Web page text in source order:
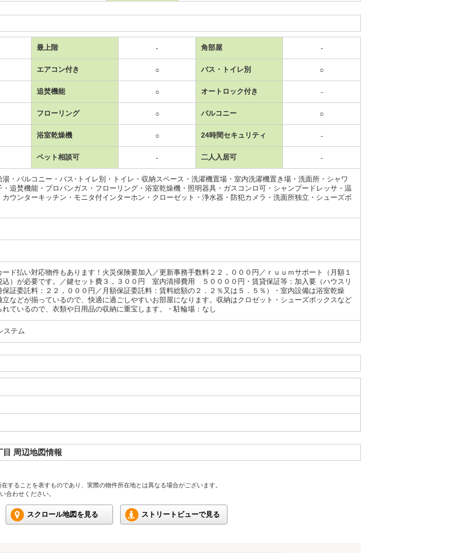
最上階 - 角部屋 -
エアコン付き ○ バス・トイレ別 ○
追焚機能 ○ オートロック付き -
フローリング ○ バルコニー ○
浴室乾燥機 ○ 24時間セキュリティ -
ペット相談可 - 二人入居可 -
湯・バルコニー・バス･トイレ別・トイレ・収納スペース・洗濯機置場・室内洗濯機置き場・洗面所・シャワ
・追焚機能・プロパンガス・フローリング・浴室乾燥機・照明器具・ガスコンロ可・シャンプードレッサ・温
カウンターキッチン・モニタ付インターホン・クローゼット・浄水器・防犯カメラ・洗面所独立・シューズボ
ード払い対応物件もあります！火災保険要加入／更新事務手数料２２，０００円／ｒｕｕｍサポート（月額１
込）が必要です。／鍵セット費３，３００円 室内清掃費用 ５００００円・賃貸保証等：加入要（ハウスリ
証委託料：２２，０００円／月額保証委託料：賃料総額の２．２％又は５．５％）・室内設備は浴室乾燥
立などが揃っているので、快適に過ごしやすいお部屋になります。収納はクロゼット・シューズボックスなど
れているので、衣類や日用品の収納に重宝します。・駐輪場：なし
ステム
周辺地図情報
することを表すものであり、実際の物件所在地とは異なる場合がございます。
合わせください。
スクロール地図を見る ストリートビューで見る